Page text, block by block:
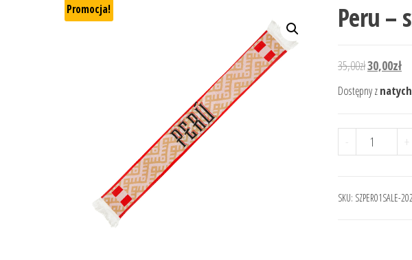
Promocja! Peru –
35,00złPierwotna
30,00zł
Dostępny z
- ilość Peru+
SKU: SZPER01SALE-